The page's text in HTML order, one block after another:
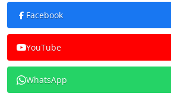
Facebook
YouTube
WhatsApp